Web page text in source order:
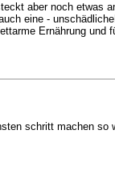
aber noch etwas
eine -
Ernährung und
schritt machen so